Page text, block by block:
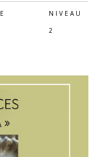
NIVEAU
2